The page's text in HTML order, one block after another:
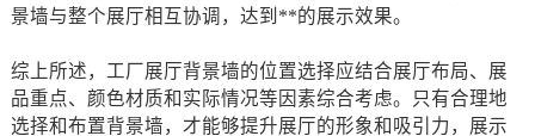
景墙与整个展厅相互协调，达到**的展示效果。
综上所述，工厂展厅背景墙的位置选择应结合展厅布局、展
品重点、颜色材质和实际情况等因素综合考虑。只有合理地
选择和布置背景墙，才能够提升展厅的形象和吸引力，展示